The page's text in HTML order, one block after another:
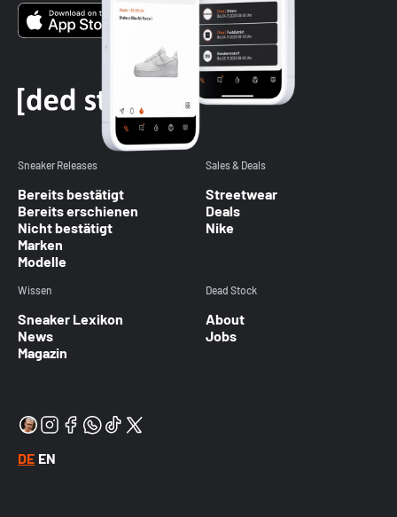
Sneaker Releases
Bereits bestätigt
Bereits erschienen
Nicht bestätigt
Marken
Modelle
Sales & Deals
Streetwear
Deals
Nike
Wissen
Sneaker Lexikon
News
Magazin
Dead Stock
About
Jobs
DE EN